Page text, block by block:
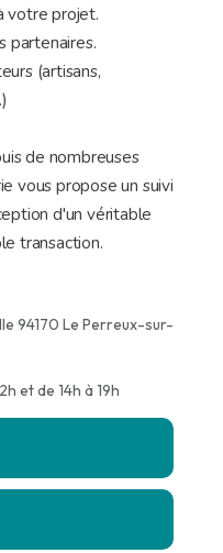
votre projet.
partenaires.
(artisans,
de nombreuses
vous propose un suivi
d'un véritable
transaction.
94170 Le Perreux-sur-
et de 14h à 19h